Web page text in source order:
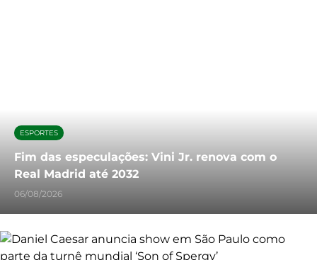
ESPORTES
Fim das especulações: Vini Jr. renova com o
Real Madrid até 2032
06/08/2026